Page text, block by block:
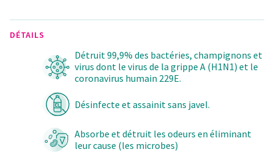
DÉTAILS
Détruit 99,9% des bactéries, champignons et
virus dont le virus de la grippe A (H1N1) et le
coronavirus humain 229E.
Désinfecte et assainit sans javel.
Absorbe et détruit les odeurs en éliminant
leur cause (les microbes)